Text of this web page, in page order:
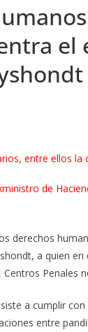
el
entre ellos la
de
derechos
a quien
Penales
a cumplir
entre